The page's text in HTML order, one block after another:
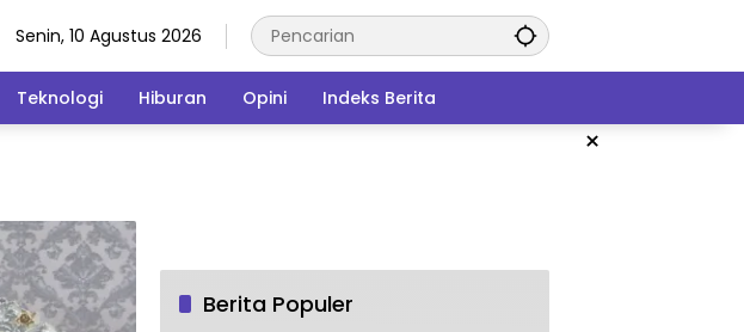
Senin, 10 Agustus 2026
Teknologi Hiburan Opini Indeks Berita
×
Berita Populer